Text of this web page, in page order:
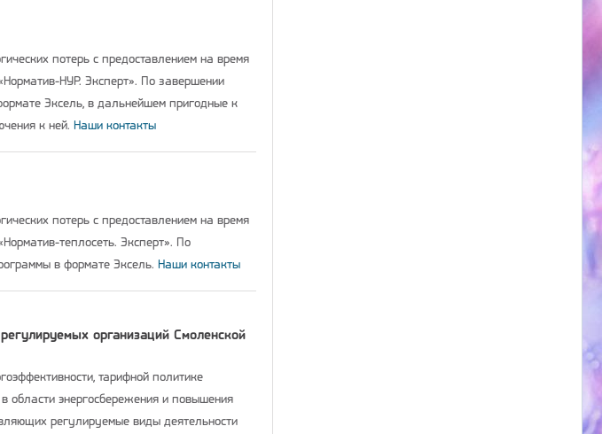
потерь с предоставлением на время
НУР. Эксперт». По завершении
Эксель, в дальнейшем пригодные к
к ней. Наши контакты
потерь с предоставлением на время
теплосеть. Эксперт». По
в формате Эксель. Наши контакты
организаций Смоленской
тарифной политике
области энергосбережения и повышения
регулируемые виды деятельности